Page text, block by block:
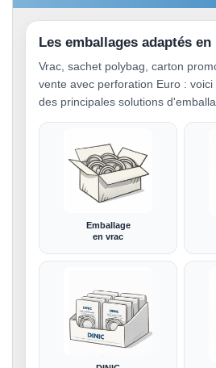
Les emballages adaptés
Vrac, sachet polybag, carton
vente avec perforation Euro :
des principales solutions
Emballage
en vrac